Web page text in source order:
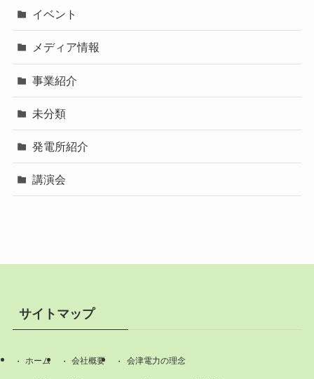
イベント
メディア情報
事業紹介
未分類
発電所紹介
講演会
サイトマップ
ホーム 会社概要 会津電力の理念